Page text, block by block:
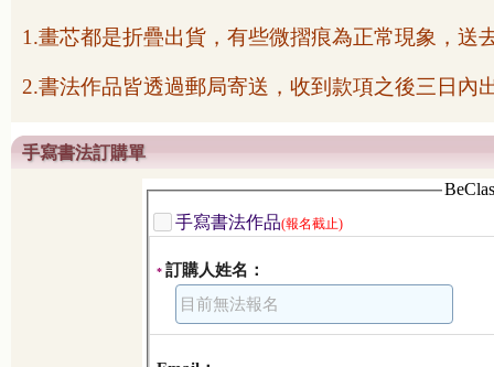
1.畫芯都是折疊出貨，有些微摺痕為正常現象，送
2.書法作品皆透過郵局寄送，收到款項之後三日內
手寫書法訂購單